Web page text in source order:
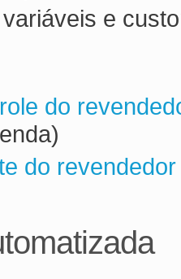
e
do
do revendedor